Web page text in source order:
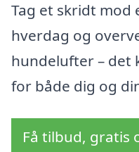
Tag et skridt mod
hverdag og
hundelufter – det
for både dig og
Få tilbud, gratis